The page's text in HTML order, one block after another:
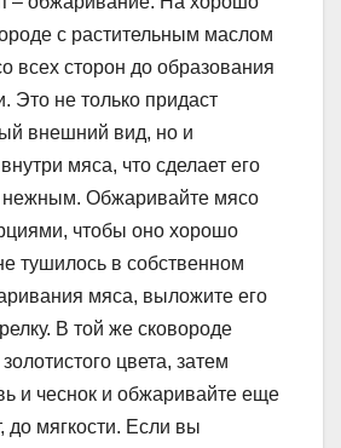
с растительным маслом
всех сторон до образования
Это не только придаст
внешний вид, но и
мяса, что сделает его
Обжаривайте мясо
чтобы оно хорошо
тушилось в собственном
мяса, выложите его
В той же сковороде
цвета, затем
и чеснок и обжаривайте еще
до мягкости. Если вы